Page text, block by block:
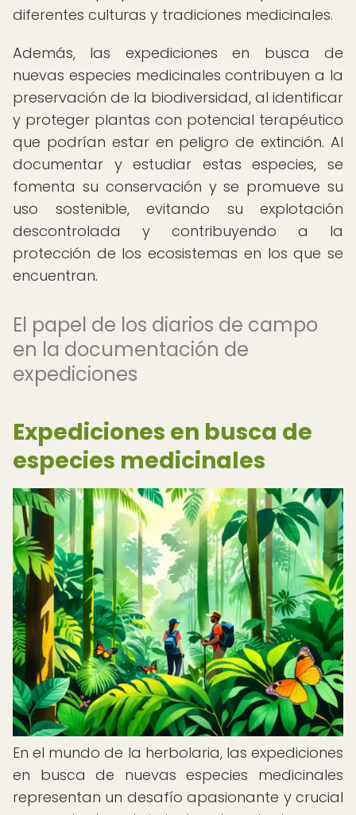
diferentes culturas y tradiciones medicinales.
Además, las expediciones en busca de
nuevas especies medicinales contribuyen a la
preservación de la biodiversidad, al identificar
y proteger plantas con potencial terapéutico
que podrían estar en peligro de extinción. Al
documentar y estudiar estas especies, se
fomenta su conservación y se promueve su
uso sostenible, evitando su explotación
descontrolada y contribuyendo a la
protección de los ecosistemas en los que se
encuentran.
El papel de los diarios de campo
en la documentación de
expediciones
Expediciones en busca de
especies medicinales
En el mundo de la herbolaria, las expediciones
en busca de nuevas especies medicinales
representan un desafío apasionante y crucial